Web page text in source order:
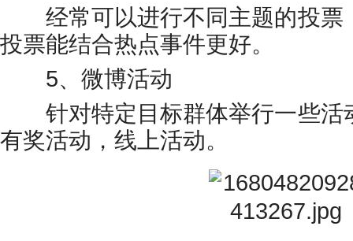
经常可以进行不同主题的投票
投票能结合热点事件更好。
5、微博活动
针对特定目标群体举行一些活
有奖活动，线上活动。